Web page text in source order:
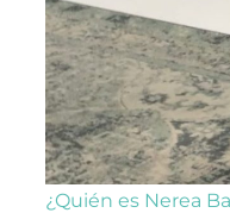
¿Quién es Nerea